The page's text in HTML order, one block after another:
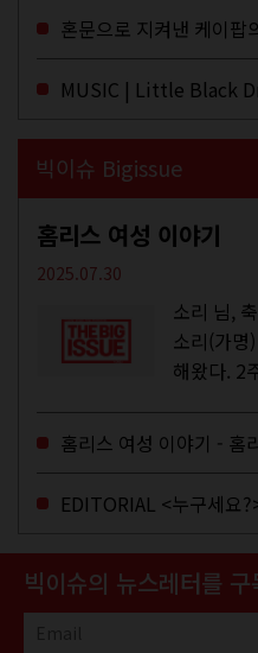
이브·데모
듣지 않았
혼문으로 지켜낸 케이팝
빅이슈 Bigissue
홈리스 여성 이야기
2025.07.30
소리 님,
소리(가명
해왔다. 2
고, 저 오
를 하고
홈리스 여성 이야기 - 홈
EDITORIAL <누구세요
빅이슈의 뉴스레터를